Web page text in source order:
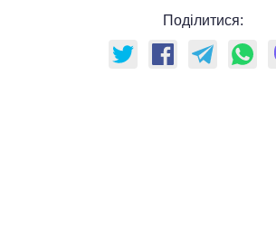
Поділитися: